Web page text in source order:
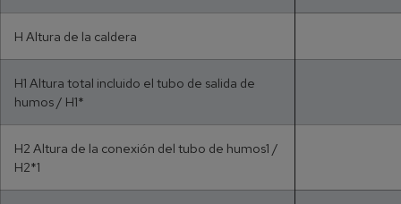
H Altura de la caldera
H1 Altura total incluido el tubo de salida de
humos / H1*
H2 Altura de la conexión del tubo de humos1 /
H2*1